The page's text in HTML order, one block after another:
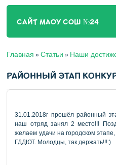
САЙТ МАОУ СОШ №24
Главная »Статьи » Наши
РАЙОННЫЙ ЭТАП
31.01.2018г прошёл районный
наш отряд занял 2 место!!!
желаем удачи на городском
ГДДЮТ. Молодцы, так держать!!!:)